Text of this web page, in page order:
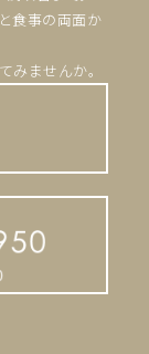
食事の両面か
みませんか。